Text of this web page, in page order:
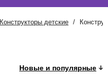
Конструкторы детские /